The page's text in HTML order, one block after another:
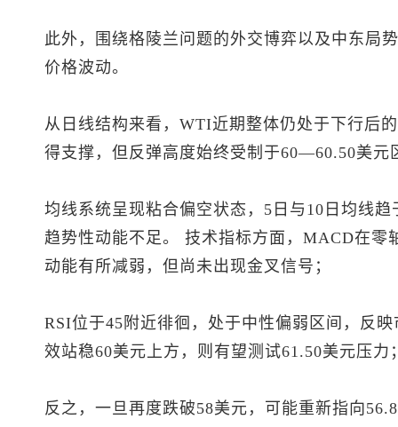
此外，围绕格陵兰问题的外交博弈以及中东局
价格波动。
从日线结构来看，WTI近期整体仍处于下行后
得支撑，但反弹高度始终受制于60—60.50美元
均线系统呈现粘合偏空状态，5日与10日均线
趋势性动能不足。 技术指标方面，MACD在零
动能有所减弱，但尚未出现金叉信号；
RSI位于45附近徘徊，处于中性偏弱区间，反
效站稳60美元上方，则有望测试61.50美元压力
反之，一旦再度跌破58美元，可能重新指向